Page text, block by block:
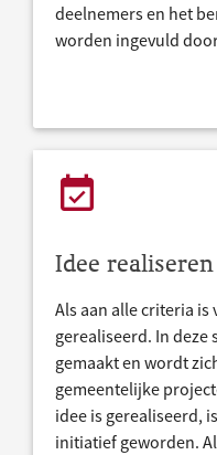
deelnemers en het
worden ingevuld
Idee realiseren
Als aan alle criteria
gerealiseerd. In
gemaakt en wordt
gemeentelijke
idee is gerealiseerd,
initiatief geworden.